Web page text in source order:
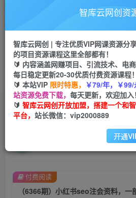
会员专属推广链接
网赚网创 项目
365天稳定跟新
首页 创业课程 会员专属 正文
（6366期）小红书seo注会资
作，日入500+（教程+资料）
付费阅读
智库云网创资
智库云网创 | 专注优质VIP网课资源分
的项目资源课程这里全部都有！
🔰 内容涵盖网赚项目、引流技术、电
每日稳定更新20-30优质付费资源课程！
🔰 本站VIP 限时特惠， ￥79/年，￥99/
站资源免费下载， 每天更新，欢迎加入！
🔰 智库云网创开放加盟，搭建一个和
平台， 站长微信：vip2000889
开通